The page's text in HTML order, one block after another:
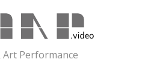
Art Performance